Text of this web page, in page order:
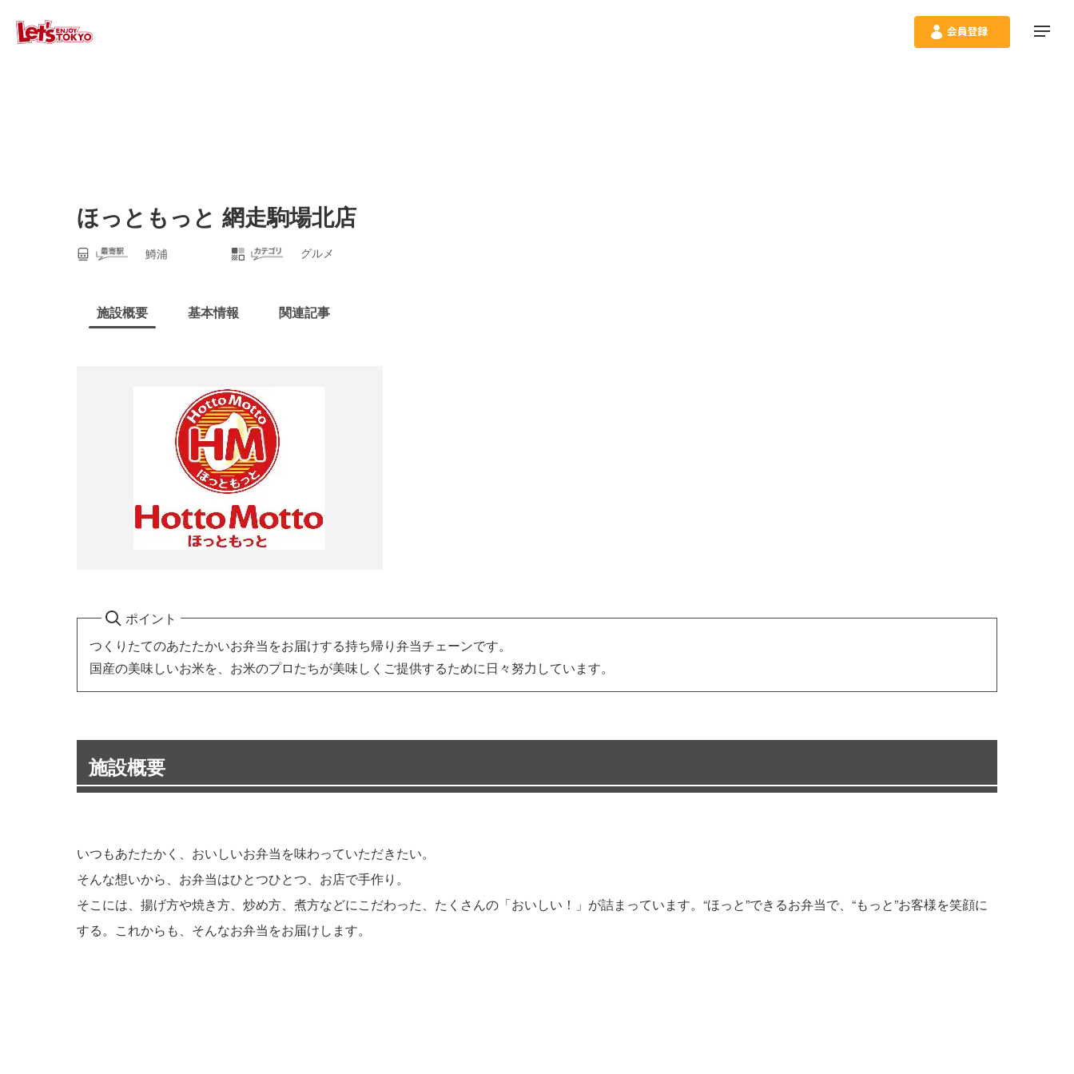
ほっともっと 網走駒場北店
鱒浦 グルメ
施設概要 基本情報 関連記事
ポイント
つくりたてのあたたかいお弁当をお届けする持ち帰り弁当チェーンです。
国産の美味しいお米を、お米のプロたちが美味しくご提供するために日々努力しています。
施設概要
いつもあたたかく、おいしいお弁当を味わっていただきたい。
そんな想いから、お弁当はひとつひとつ、お店で手作り。
そこには、揚げ方や焼き方、炒め方、煮方などにこだわった、たくさんの「おいしい！」が詰まっています。“ほっと”できるお弁当で、“もっと”お客様を笑顔に
する。これからも、そんなお弁当をお届けします。